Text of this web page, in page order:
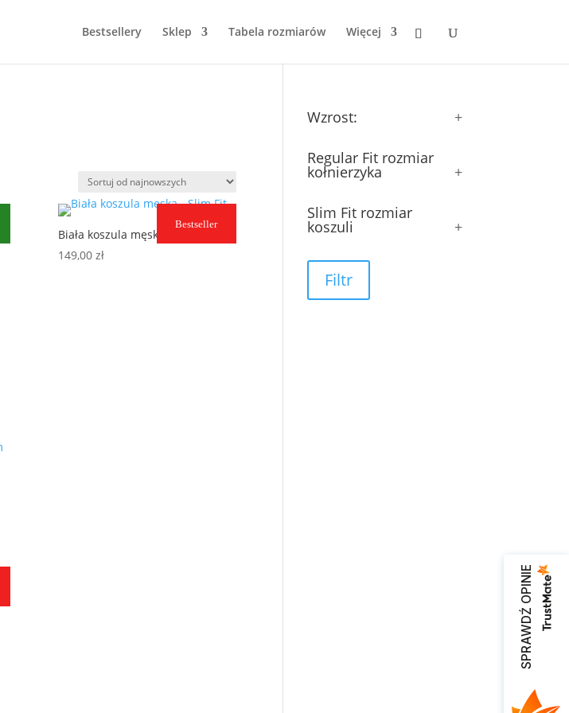
Bestsellery Sklep Tabela rozmiarów Więcej
Bestseller
Biała koszula męska – Slim Fit
149,00 zł
Wzrost: +
Regular Fit rozmiar
kołnierzyka +
Slim Fit rozmiar
koszuli +
Filtr
SPRAWDŹ OPINIE